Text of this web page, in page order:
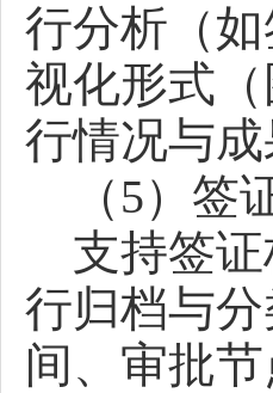
行分析（
视化形式
行情况与成
（5）签
支持签证
行归档与
间、审批